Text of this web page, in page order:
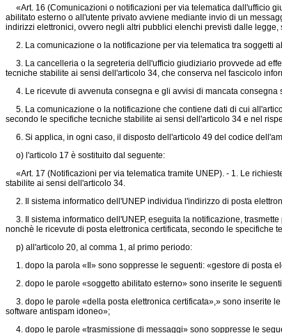
«Art. 16 (Comunicazioni o notificazioni per via telematica dall'ufficio
abilitato esterno o all'utente privato avviene mediante invio di un
indirizzi elettronici, ovvero negli altri pubblici elenchi previsti dalle
2. La comunicazione o la notificazione per via telematica tra soggetti
3. La cancelleria o la segreteria dell'ufficio giudiziario provvede ad
tecniche stabilite ai sensi dell'articolo 34, che conserva nel fascicolo
4. Le ricevute di avvenuta consegna e gli avvisi di mancata consegna
5. La comunicazione o la notificazione che contiene dati di cui
secondo le specifiche tecniche stabilite ai sensi dell'articolo 34 e nel
6. Si applica, in ogni caso, il disposto dell'articolo 49 del codice
o) l'articolo 17 è sostituito dal seguente:
«Art. 17 (Notificazioni per via telematica tramite UNEP). - 1. Le
stabilite ai sensi dell'articolo 34.
2. Il sistema informatico dell'UNEP individua l'indirizzo di posta
3. Il sistema informatico dell'UNEP, eseguita la notificazione,
nonchè le ricevute di posta elettronica certificata, secondo le specifiche
p) all'articolo 20, al comma 1, al primo periodo:
1. dopo la parola «Il» sono soppresse le seguenti: «gestore di posta
2. dopo le parole «soggetto abilitato esterno» sono inserite le
3. dopo le parole «della posta elettronica certificata»,» sono inserite
software antispam idoneo»;
4. dopo le parole «trasmissione di messaggi» sono soppresse le